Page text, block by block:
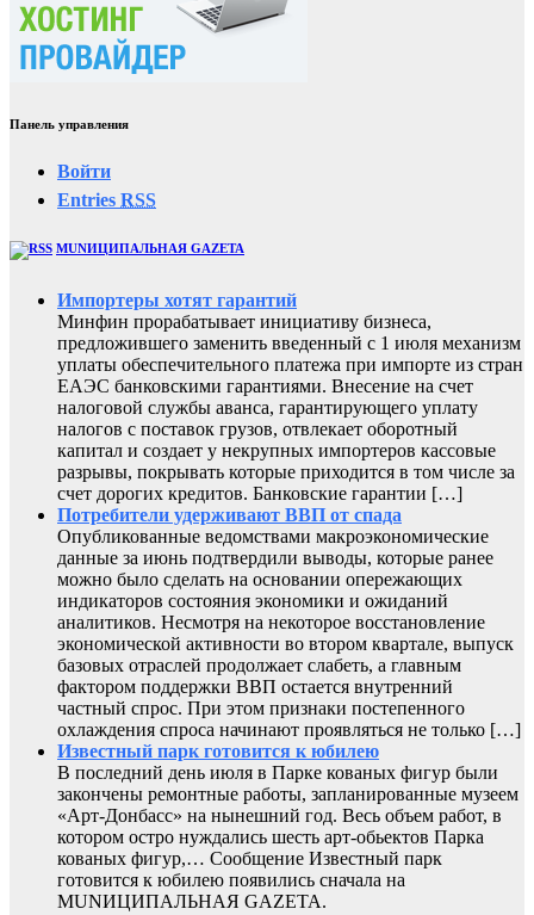
Панель управления
Войти
Entries RSS
MUNИЦИПАЛЬНАЯ GAZЕТА
Импортеры хотят гарантий
Минфин прорабатывает инициативу бизнеса,
предложившего заменить введенный с 1 июля механизм
уплаты обеспечительного платежа при импорте из стран
ЕАЭС банковскими гарантиями. Внесение на счет
налоговой службы аванса, гарантирующего уплату
налогов с поставок грузов, отвлекает оборотный
капитал и создает у некрупных импортеров кассовые
разрывы, покрывать которые приходится в том числе за
счет дорогих кредитов. Банковские гарантии […]
Потребители удерживают ВВП от спада
Опубликованные ведомствами макроэкономические
данные за июнь подтвердили выводы, которые ранее
можно было сделать на основании опережающих
индикаторов состояния экономики и ожиданий
аналитиков. Несмотря на некоторое восстановление
экономической активности во втором квартале, выпуск
базовых отраслей продолжает слабеть, а главным
фактором поддержки ВВП остается внутренний
частный спрос. При этом признаки постепенного
охлаждения спроса начинают проявляться не только […]
Известный парк готовится к юбилею
В последний день июля в Парке кованых фигур были
закончены ремонтные работы, запланированные музеем
«Арт-Донбасс» на нынешний год. Весь объем работ, в
котором остро нуждались шесть арт-обьектов Парка
кованых фигур,… Сообщение Известный парк
готовится к юбилею появились сначала на
MUNИЦИПАЛЬНАЯ GAZЕТА.